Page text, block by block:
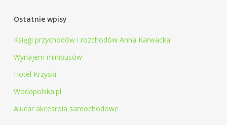
Ostatnie wpisy
Księgi przychodów i rozchodów Anna Karwacka
Wynajem minibusów
Hotel Krzyski
Wodapolska.pl
Alucar akcesroia samochodowe